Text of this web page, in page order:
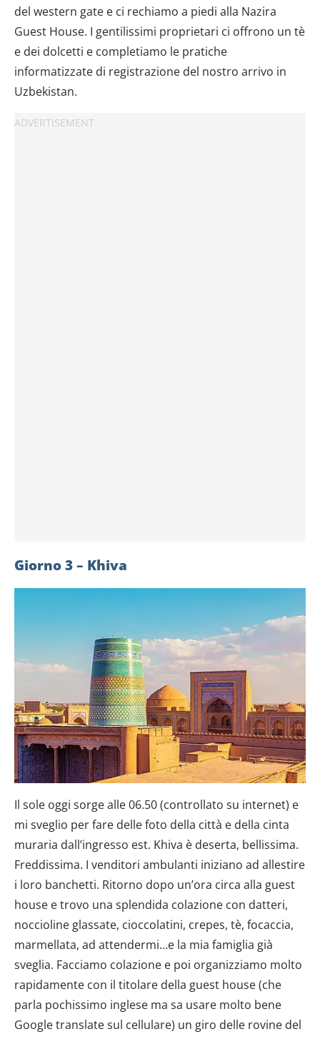
del western gate e ci rechiamo a piedi alla Nazira
Guest House. I gentilissimi proprietari ci offrono un tè
e dei dolcetti e completiamo le pratiche
informatizzate di registrazione del nostro arrivo in
Uzbekistan.
Giorno 3 – Khiva
Il sole oggi sorge alle 06.50 (controllato su internet) e
mi sveglio per fare delle foto della città e della cinta
muraria dall’ingresso est. Khiva è deserta, bellissima.
Freddissima. I venditori ambulanti iniziano ad allestire
i loro banchetti. Ritorno dopo un’ora circa alla guest
house e trovo una splendida colazione con datteri,
noccioline glassate, cioccolatini, crepes, tè, focaccia,
marmellata, ad attendermi…e la mia famiglia già
sveglia. Facciamo colazione e poi organizziamo molto
rapidamente con il titolare della guest house (che
parla pochissimo inglese ma sa usare molto bene
Google translate sul cellulare) un giro delle rovine del